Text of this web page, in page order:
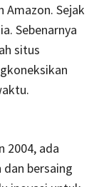
Amazon. Sejak
Sebenarnya
situs
2004, ada
bersaing